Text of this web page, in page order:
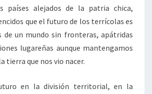
países alejados de la patria chica,
que el futuro de los terrícolas es
de un mundo sin fronteras, apátridas
lugareñas aunque mantengamos
tierra que nos vio nacer.
en la división territorial, en la